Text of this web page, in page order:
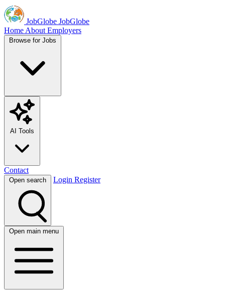
JobGlobe JobGlobe
Home About Employers
Browse for Jobs
AI Tools
Contact
Open search Login Register
Open main menu